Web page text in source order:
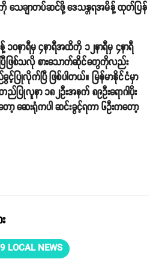
ကို သေချာတပ်ဆင်ဖို့ ဒေသန္တရအမိန့် ထုတ်ပြန်
နာရီမှ ၄နာရီအထိကို ၁၂နာရီမှ ၄နာရီ
ြီဖြစ်သလို စားသောက်ဆိုင်တွေကိုလည်း
ြုလိုက်ပြီ ဖြစ်ပါတယ်။ မြန်မာနိုင်ငံမှာ
ည်ပြုလူနာ ၁၈၂ဦးအနက် ၈၉ဦးရောဂါပိုး
တော့ ဆေးရုံကပါ ဆင်းခွင့်ရကာ ၆ဦးကတော့
LOCAL NEWS